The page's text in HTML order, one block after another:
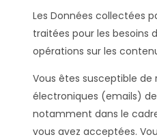
Les Données collectées
traitées pour les besoins
opérations sur les
Vous êtes susceptible de
électroniques (emails)
notamment dans le
vous avez acceptées.